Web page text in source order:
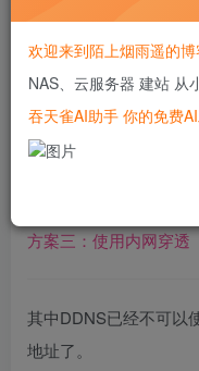
这篇文章分享了3个方
目录
方案一：使用IBCS虚拟
方案三：使用内网穿透
其中DDNS已经不可以
地址了。
欢迎来到陌上烟雨遥的博
NAS、云服务器 建站 从
吞天雀AI助手 你的免费